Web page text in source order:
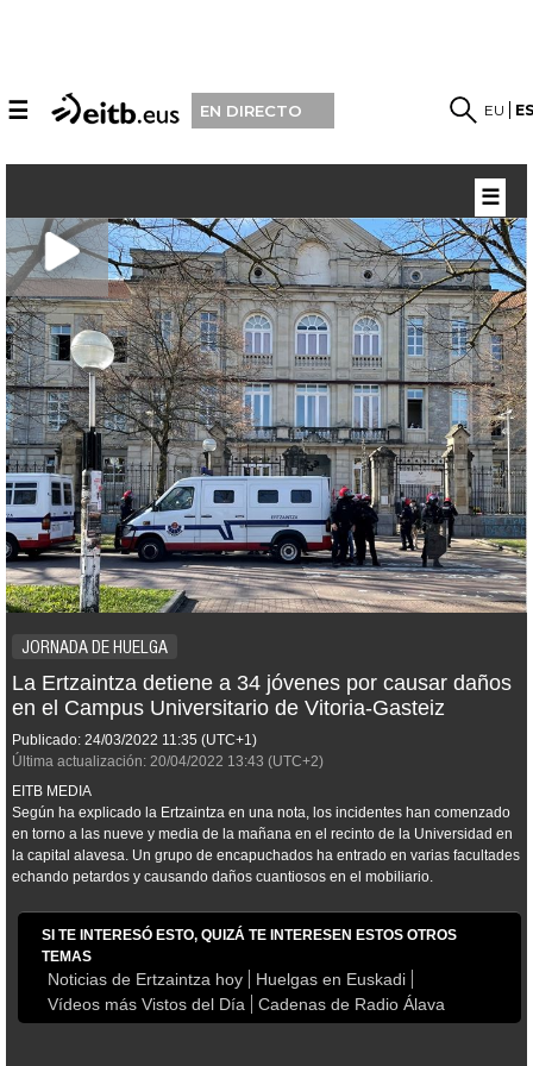
☰ EN DIRECTO EU
JORNADA DE HUELGA
La Ertzaintza detiene a 34 jóvenes por causar daños
en el Campus Universitario de Vitoria-Gasteiz
Publicado: 24/03/2022 11:35 (UTC+1)
Última actualización: 20/04/2022 13:43 (UTC+2)
EITB MEDIA
Según ha explicado la Ertzaintza en una nota, los incidentes han comenzado
en torno a las nueve y media de la mañana en el recinto de la Universidad en
la capital alavesa. Un grupo de encapuchados ha entrado en varias facultades
echando petardos y causando daños cuantiosos en el mobiliario.
SI TE INTERESÓ ESTO, QUIZÁ TE INTERESEN ESTOS OTROS
TEMAS
Noticias de Ertzaintza hoy
Huelgas en Euskadi
Vídeos más Vistos del Día
Cadenas de Radio Álava
☰